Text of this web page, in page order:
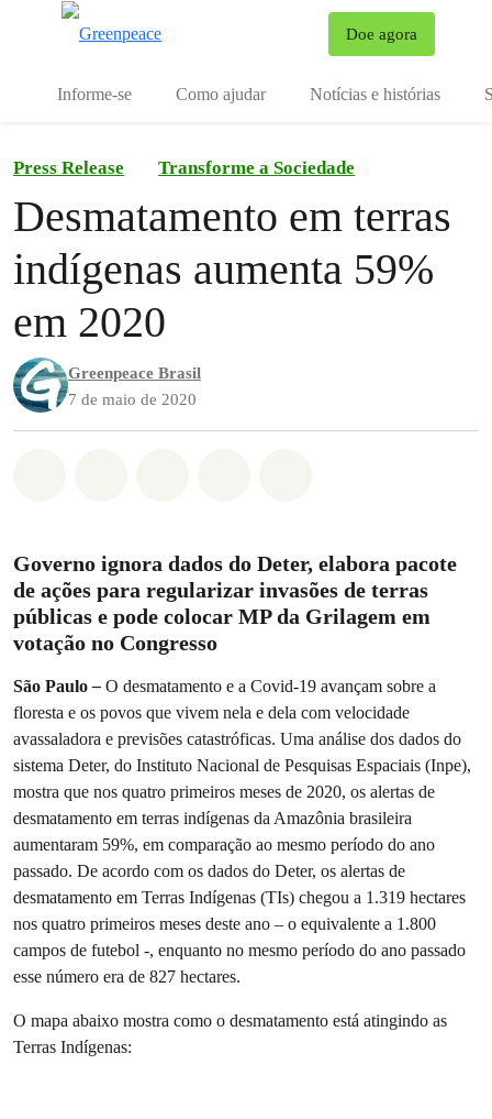
Doe agora
Informe-se Como ajudar Notícias e histórias
Press Release Transforme a Sociedade
Desmatamento em terras
indígenas aumenta 59%
em 2020
Greenpeace Brasil
7 de maio de 2020
Governo ignora dados do Deter, elabora pacote
de ações para regularizar invasões de terras
públicas e pode colocar MP da Grilagem em
votação no Congresso
São Paulo– O desmatamento e a Covid-19 avançam sobre a
floresta e os povos que vivem nela e dela com velocidade
avassaladora e previsões catastróficas. Uma análise dos dados do
sistema Deter, do Instituto Nacional de Pesquisas Espaciais (Inpe),
mostra que nos quatro primeiros meses de 2020, os alertas de
desmatamento em terras indígenas da Amazônia brasileira
aumentaram 59%, em comparação ao mesmo período do ano
passado. De acordo com os dados do Deter, os alertas de
desmatamento em Terras Indígenas (TIs) chegou a 1.319 hectares
nos quatro primeiros meses deste ano – o equivalente a 1.800
campos de futebol -, enquanto no mesmo período do ano passado
esse número era de 827 hectares.
O mapa abaixo mostra como o desmatamento está atingindo as
Terras Indígenas: